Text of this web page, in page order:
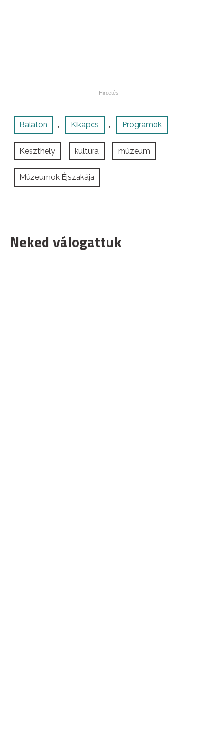
Balaton , Kikapcs , Programok
Keszthely kultúra múzeum
Múzeumok Éjszakája
Neked válogattuk